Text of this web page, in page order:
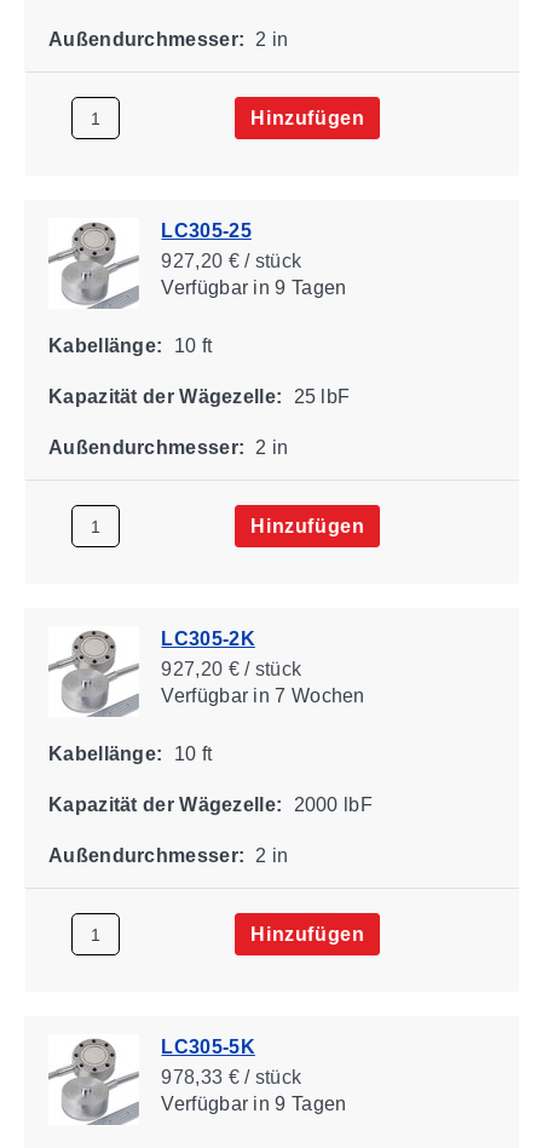
Außendurchmesser: 2 in
Hinzufügen
LC305-25
927,20 € / stück
Verfügbarin 9 Tagen
Kabellänge: 10 ft
Kapazität der Wägezelle: 25 lbF
Außendurchmesser: 2 in
Hinzufügen
LC305-2K
927,20 € / stück
Verfügbarin 7 Wochen
Kabellänge: 10 ft
Kapazität der Wägezelle: 2000 lbF
Außendurchmesser: 2 in
Hinzufügen
LC305-5K
978,33 € / stück
Verfügbarin 9 Tagen